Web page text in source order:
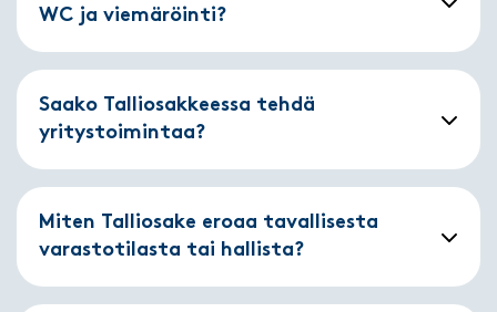
WC ja viemäröinti?
Saako Talliosakkeessa tehdä
yritystoimintaa?
Miten Talliosake eroaa tavallisesta
varastotilasta tai hallista?